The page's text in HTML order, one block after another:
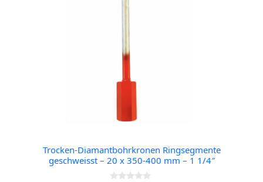
Trocken-Diamantbohrkronen Ringsegmente
geschweisst – 20 x 350-400 mm – 1 1/4″